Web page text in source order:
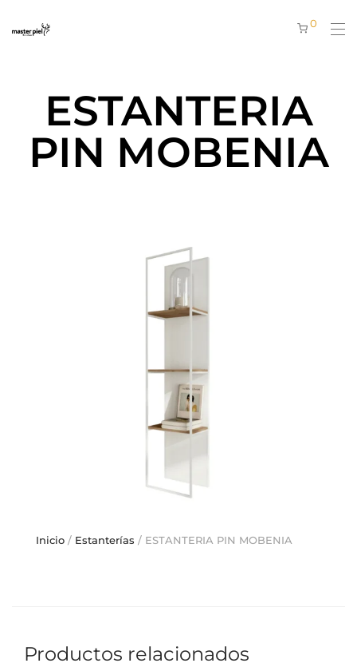
0
ESTANTERIA
PIN MOBENIA
Inicio / Estanterías / ESTANTERIA PIN MOBENIA
Productos relacionados